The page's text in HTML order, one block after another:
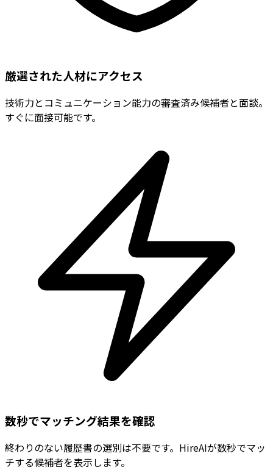
厳選された人材にアクセス
技術力とコミュニケーション能力の審査済み候補者と面談。
すぐに面接可能です。
数秒でマッチング結果を確認
終わりのない履歴書の選別は不要です。HireAIが数秒でマッ
チする候補者を表示します。